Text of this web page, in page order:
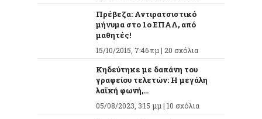
Πρέβεζα: Αντιρατσιστικό
μήνυμα στο 1ο ΕΠΑΛ, από
μαθητές!
15/10/2015, 7:46 πμ | 20 σχόλια
Κηδεύτηκε με δαπάνη του
γραφείου τελετών: Η μεγάλη
λαϊκή φωνή,...
05/08/2023, 3:15 μμ | 10 σχόλια